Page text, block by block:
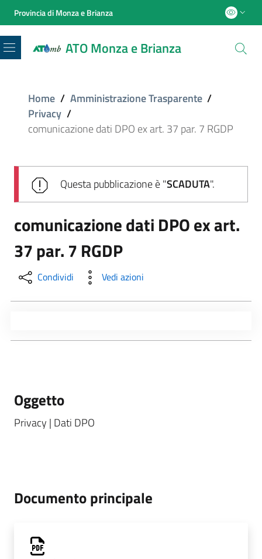
Provincia di Monza e Brianza
ATO Monza e Brianza
Menu
Home / Amministrazione Trasparente /
Privacy /
comunicazione dati DPO ex art. 37 par. 7 RGDP
Questa pubblicazione è "SCADUTA".
comunicazione dati DPO ex art.
37 par. 7 RGDP
Condividi Vedi azioni
Oggetto
Privacy | Dati DPO
Documento principale